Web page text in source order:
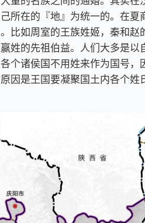
所在的『地』为统一的。在夏
比如周室的王族姓姬，秦和赵
姓的先祖伯益。人们大多是以
个诸侯国不用姓来作为国号，
是王国要凝聚国土内各个姓